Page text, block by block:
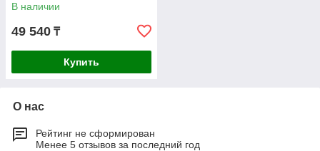
В наличии
49 540 ₸
Купить
О нас
Рейтинг не сформирован
Менее 5 отзывов за последний год